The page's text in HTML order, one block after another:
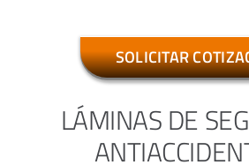
SOLICITAR
LÁMINAS DE